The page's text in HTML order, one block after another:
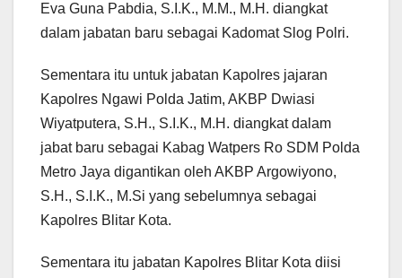
Eva Guna Pabdia, S.I.K., M.M., M.H. diangkat
dalam jabatan baru sebagai Kadomat Slog Polri.
Sementara itu untuk jabatan Kapolres jajaran
Kapolres Ngawi Polda Jatim, AKBP Dwiasi
Wiyatputera, S.H., S.I.K., M.H. diangkat dalam
jabat baru sebagai Kabag Watpers Ro SDM Polda
Metro Jaya digantikan oleh AKBP Argowiyono,
S.H., S.I.K., M.Si yang sebelumnya sebagai
Kapolres Blitar Kota.
Sementara itu jabatan Kapolres Blitar Kota diisi